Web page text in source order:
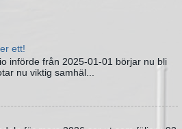
ett!
införde från 2025-01-01 börjar nu bli
nu viktig samhäl...